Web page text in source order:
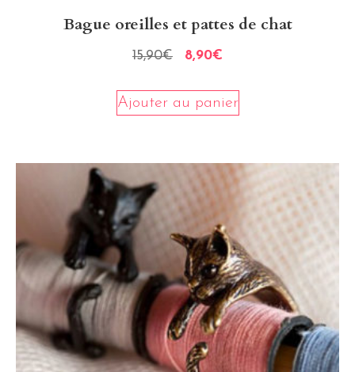
Bague oreilles et pattes de chat
15,90€ 8,90€
Ajouter au panier